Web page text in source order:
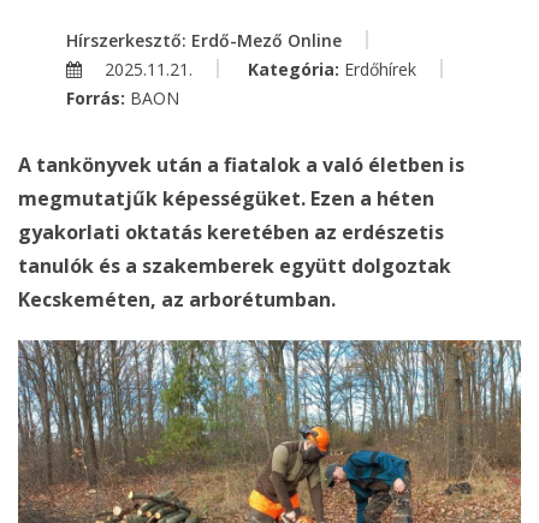
Hírszerkesztő: Erdő-Mező Online
2025.11.21.
Kategória: Erdőhírek
Forrás: BAON
A tankönyvek után a fiatalok a való életben is
megmutatjűk képességüket. Ezen a héten
gyakorlati oktatás keretében az erdészetis
tanulók és a szakemberek együtt dolgoztak
Kecskeméten, az arborétumban.